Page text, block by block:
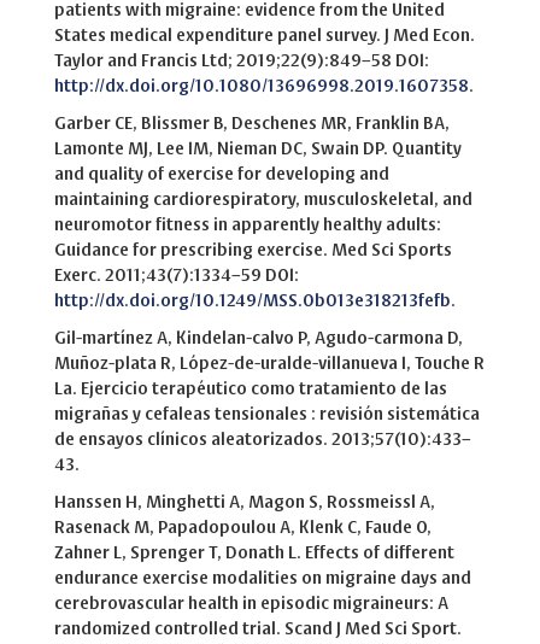
patients with migraine: evidence from the United
States medical expenditure panel survey. J Med Econ.
Taylor and Francis Ltd; 2019;22(9):849–58 DOI:
http://dx.doi.org/10.1080/13696998.2019.1607358.
Garber CE, Blissmer B, Deschenes MR, Franklin BA,
Lamonte MJ, Lee IM, Nieman DC, Swain DP. Quantity
and quality of exercise for developing and
maintaining cardiorespiratory, musculoskeletal, and
neuromotor fitness in apparently healthy adults:
Guidance for prescribing exercise. Med Sci Sports
Exerc. 2011;43(7):1334–59 DOI:
http://dx.doi.org/10.1249/MSS.0b013e318213fefb.
Gil-martínez A, Kindelan-calvo P, Agudo-carmona D,
Muñoz-plata R, López-de-uralde-villanueva I, Touche R
La. Ejercicio terapéutico como tratamiento de las
migrañas y cefaleas tensionales : revisión sistemática
de ensayos clínicos aleatorizados. 2013;57(10):433–
43.
Hanssen H, Minghetti A, Magon S, Rossmeissl A,
Rasenack M, Papadopoulou A, Klenk C, Faude O,
Zahner L, Sprenger T, Donath L. Effects of different
endurance exercise modalities on migraine days and
cerebrovascular health in episodic migraineurs: A
randomized controlled trial. Scand J Med Sci Sport.